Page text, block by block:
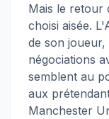
Mais le retour
choisi aisée.
de son
négociations
semblent au
aux
Manchester